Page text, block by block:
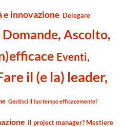
innovazione Delegare
Domande, Ascolto,
Eventi,
il (e la) leader,
Gestisci il tuo tempo efficacemente?
Il project manager? Mestiere